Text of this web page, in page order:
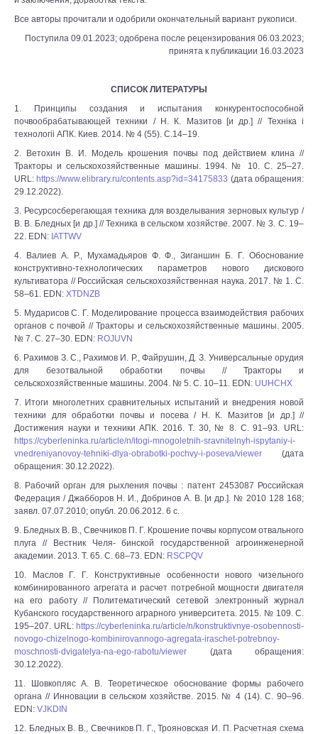
Все авторы прочитали и одобрили окончательный вариант рукописи.
Поступила 09.01.2023; одобрена после рецензирования 06.03.2023;
принята к публикации 16.03.2023
СПИСОК ЛИТЕРАТУРЫ
1. Принципы создания и испытания конкурентоспособной
почвообрабатывающей техники / Н. К. Мазитов [и др.] // Teхнiкa i
технологii АПК. Киев. 2014. № 4 (55). С.14‒19.
2. Ветохин В. И. Модель крошения почвы под действием клина //
Тракторы и сельскохозяйственные машины. 1994. № 10. С. 25‒27.
URL: https://www.elibrary.ru/contents.asp?id=34175833 (дата обращения:
29.12.2022).
3. Ресурсосберегающая техника для возделывания зерновых культур /
В. В. Бледных [и др.] // Техника в сельском хозяйстве. 2007. № 3. С. 19‒
22. EDN: IATTWV
4. Валиев А. Р., Мухамадьяров Ф. Ф., Зиганшин Б. Г. Обоснование
конструктивно-технологических параметров нового дискового
культиватора // Российская сельскохозяйственная наука. 2017. № 1. С.
58‒61. EDN: XTDNZB
5. Мударисов С. Г. Моделирование процесса взаимодействия рабочих
органов с почвой // Тракторы и сельскохозяйственные машины. 2005.
№ 7. С. 27‒30. EDN: ROJUVN
6. Рахимов З. С., Рахимов И. Р., Файрушин, Д. З. Универсальные орудия
для безотвальной обработки почвы // Тракторы и
сельскохозяйственные машины. 2004. № 5. С. 10‒11. EDN: UUHCHX
7. Итоги многолетних сравнительных испытаний и внедрения новой
техники для обработки почвы и посева / Н. К. Мазитов [и др.] //
Достижения науки и техники АПК. 2016. Т. 30, № 8. С. 91‒93. URL:
https://cyberleninka.ru/article/n/itogi-mnogoletnih-sravnitelnyh-ispytaniy-i-
vnedreniyanovoy-tehniki-dlya-obrabotki-pochvy-i-poseva/viewer (дата
обращения: 30.12.2022).
8. Рабочий орган для рыхления почвы : патент 2453087 Российская
Федерация / Джабборов Н. И., Добринов А. В. [и др.]. № 2010 128 168;
заявл. 07.07.2010; опубл. 20.06.2012. 6 с.
9. Бледных В. В., Свечников П. Г. Крошение почвы корпусом отвального
плуга // Вестник Челя- бинской государственной агроинженерной
академии. 2013. Т. 65. С. 68‒73. EDN: RSCPQV
10. Маслов Г. Г. Конструктивные особенности нового чизельного
комбинированного агрегата и расчет потребной мощности двигателя
на его работу // Политематический сетевой электронный журнал
Кубанского государственного аграрного университета. 2015. № 109. С.
195‒207. URL: https://cyberleninka.ru/article/n/konstruktivnye-osobennosti-
novogo-chizelnogo-kombinirovannogo-agregata-iraschet-potrebnoy-
moschnosti-dvigatelya-na-ego-rabotu/viewer (дата обращения:
30.12.2022).
11. Шовкопляс А. В. Теоретическое обоснование формы рабочего
органа // Инновации в сельском хозяйстве. 2015. № 4 (14). С. 90‒96.
EDN: VJKDIN
12. Бледных В. В., Свечников П. Г., Трояновская И. П. Расчетная схема